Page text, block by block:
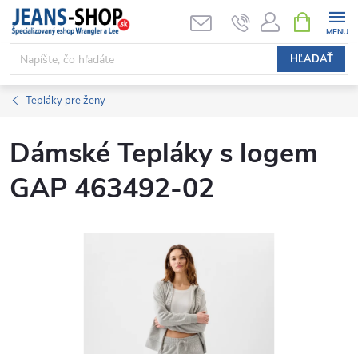
Prejsť
obsah
HĽADAŤ
KOŠÍK
Tepláky pre ženy
Dámské Tepláky s logem
GAP 463492-02